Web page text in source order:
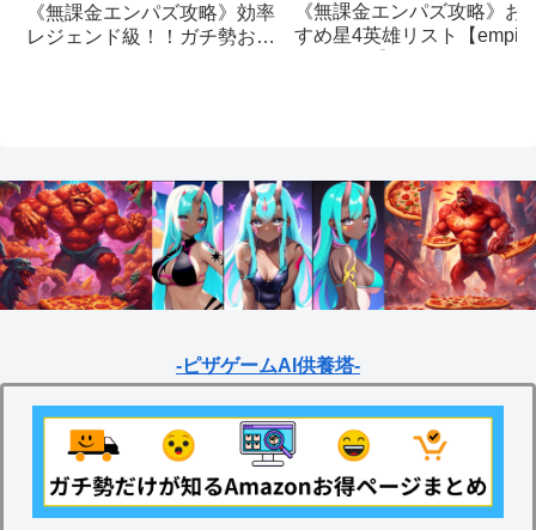
《無課金エンパズ攻略》効率
レジェンド級！！ガチ勢おす
《無課金エンパズ攻略》お
すめ星4英雄リスト【
-ピザゲームAI供養塔-